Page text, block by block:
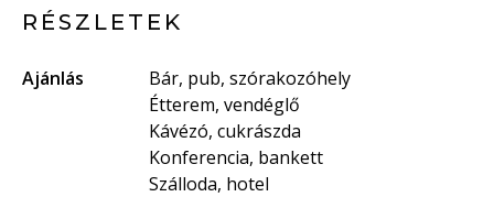
RÉSZLETEK
Ajánlás
Bár, pub, szórakozóhely
Étterem, vendéglő
Kávézó, cukrászda
Konferencia, bankett
Szálloda, hotel